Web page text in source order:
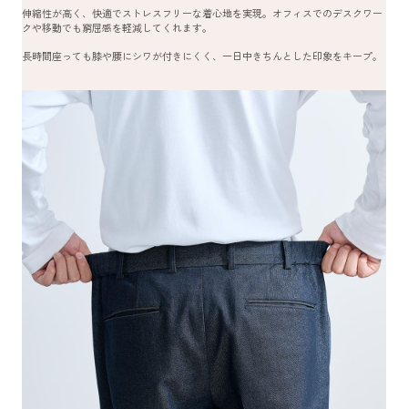
伸縮性が高く、快適でストレスフリーな着心地を実現。オフィスでのデスクワー
クや移動でも窮屈感を軽減してくれます。
長時間座っても膝や腰にシワが付きにくく、一日中きちんとした印象をキープ。